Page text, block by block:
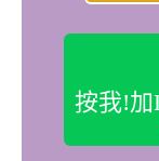
按我!加